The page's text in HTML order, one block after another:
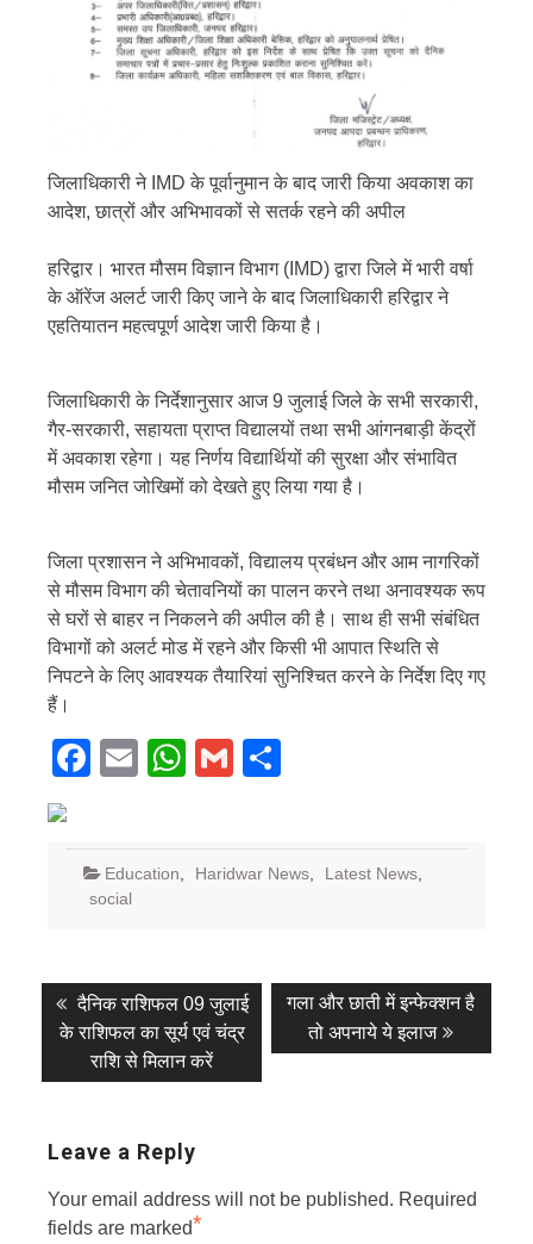
जिलाधिकारी ने IMD के पूर्वानुमान के बाद जारी किया अवकाश का
आदेश, छात्रों और अभिभावकों से सतर्क रहने की अपील
हरिद्वार। भारत मौसम विज्ञान विभाग (IMD) द्वारा जिले में भारी वर्षा
के ऑरेंज अलर्ट जारी किए जाने के बाद जिलाधिकारी हरिद्वार ने
एहतियातन महत्वपूर्ण आदेश जारी किया है।
जिलाधिकारी के निर्देशानुसार आज 9 जुलाई जिले के सभी सरकारी,
गैर-सरकारी, सहायता प्राप्त विद्यालयों तथा सभी आंगनबाड़ी केंद्रों
में अवकाश रहेगा। यह निर्णय विद्यार्थियों की सुरक्षा और संभावित
मौसम जनित जोखिमों को देखते हुए लिया गया है।
जिला प्रशासन ने अभिभावकों, विद्यालय प्रबंधन और आम नागरिकों
से मौसम विभाग की चेतावनियों का पालन करने तथा अनावश्यक रूप
से घरों से बाहर न निकलने की अपील की है। साथ ही सभी संबंधित
विभागों को अलर्ट मोड में रहने और किसी भी आपात स्थिति से
निपटने के लिए आवश्यक तैयारियां सुनिश्चित करने के निर्देश दिए गए
हैं।
Facebook
EmailWhatsApp
Gmail
Education Haridwar News Latest News
social
Post
navigation
Previous
post:
दैनिक राशिफल 09 जुलाई
के राशिफल का सूर्य एवं चंद्र
राशि से मिलान करें
Next
post:
गला और छाती में इन्फेक्शन है
तो अपनाये ये इलाज
Leave a Reply
Your email address will not be published. Required
fields are marked*